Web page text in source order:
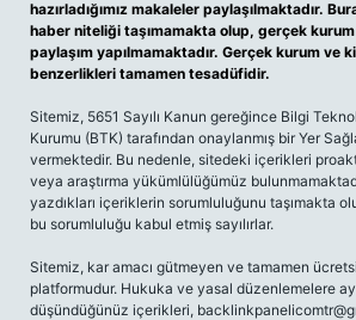
hazırladığımız makaleler paylaşılmaktadır.
haber niteliği taşımamakta olup, gerçek
paylaşım yapılmamaktadır. Gerçek kurum ve
benzerlikleri tamamen tesadüfidir.
Sitemiz, 5651 Sayılı Kanun gereğince Bilgi
Kurumu (BTK) tarafından onaylanmış bir Yer
vermektedir. Bu nedenle, sitedeki içerikleri
veya araştırma yükümlülüğümüz
yazdıkları içeriklerin sorumluluğunu taşımakta
bu sorumluluğu kabul etmiş sayılırlar.
Sitemiz, kar amacı gütmeyen ve tamamen
platformudur. Hukuka ve yasal düzenlemelere
düşündüğünüz içerikleri,